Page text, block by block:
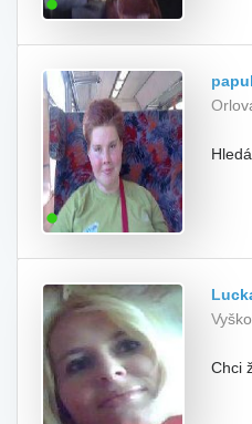
Chci